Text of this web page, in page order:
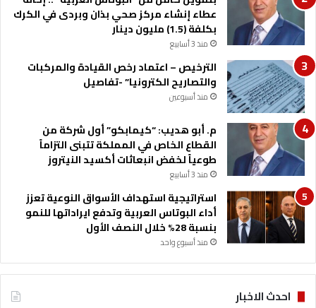
عطاء إنشاء مركز صحي بذان وبردى في الكرك
بكلفة (1.5) مليون دينار
منذ 3 أسابيع
الترخيص – اعتماد رخص القيادة والمركبات
والتصاريح الكترونيا” -تفاصيل
منذ أسبوعين
م. أبو هديب: “كيمابكو” أول شركة من
القطاع الخاص في المملكة تتبنى التزاماً
طوعياً لخفض انبعاثات أكسيد النيتروز
منذ 3 أسابيع
استراتيجية استهداف الأسواق النوعية تعزز
أداء البوتاس العربية وتدفع ايراداتها للنمو
بنسبة 28% خلال النصف الأول
منذ أسبوع واحد
احدث الاخبار